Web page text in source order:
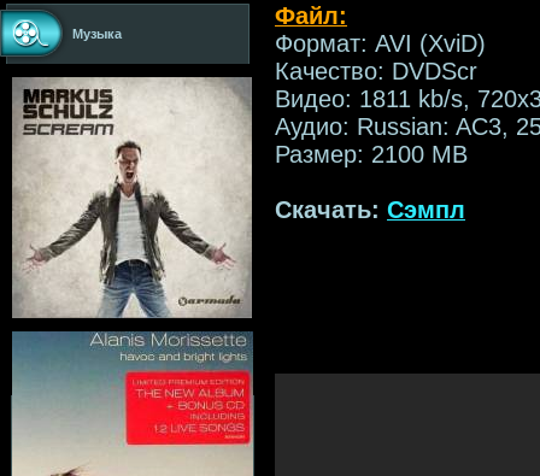
Музыка
Файл:
Формат: AVI (XviD)
Качество: DVDScr
Видео: 1811 kb/s,
Аудио: Russian: AC3,
Размер: 2100 MB
Скачать: Сэмпл